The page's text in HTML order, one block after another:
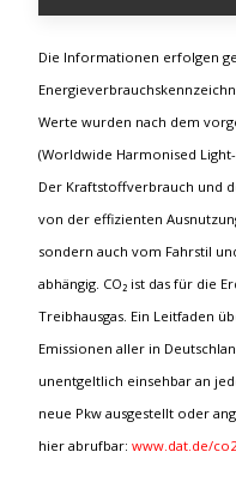
Die Informationen erfolgen
Werte wurden nach dem
(Worldwide Harmonised
Der Kraftstoffverbrauch und
von der effizienten
sondern auch vom Fahrstil
abhängig. CO₂ ist das für die
Treibhausgas. Ein Leitfaden
Emissionen aller in
unentgeltlich einsehbar an
neue Pkw ausgestellt oder
hier abrufbar: www.dat.de/